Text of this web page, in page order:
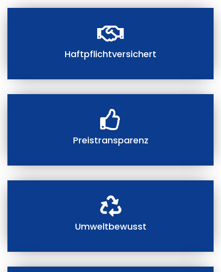
Haftpflichtversichert
Preistransparenz
Umweltbewusst